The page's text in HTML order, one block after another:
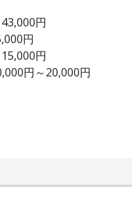
円
円
円
円～20,000円